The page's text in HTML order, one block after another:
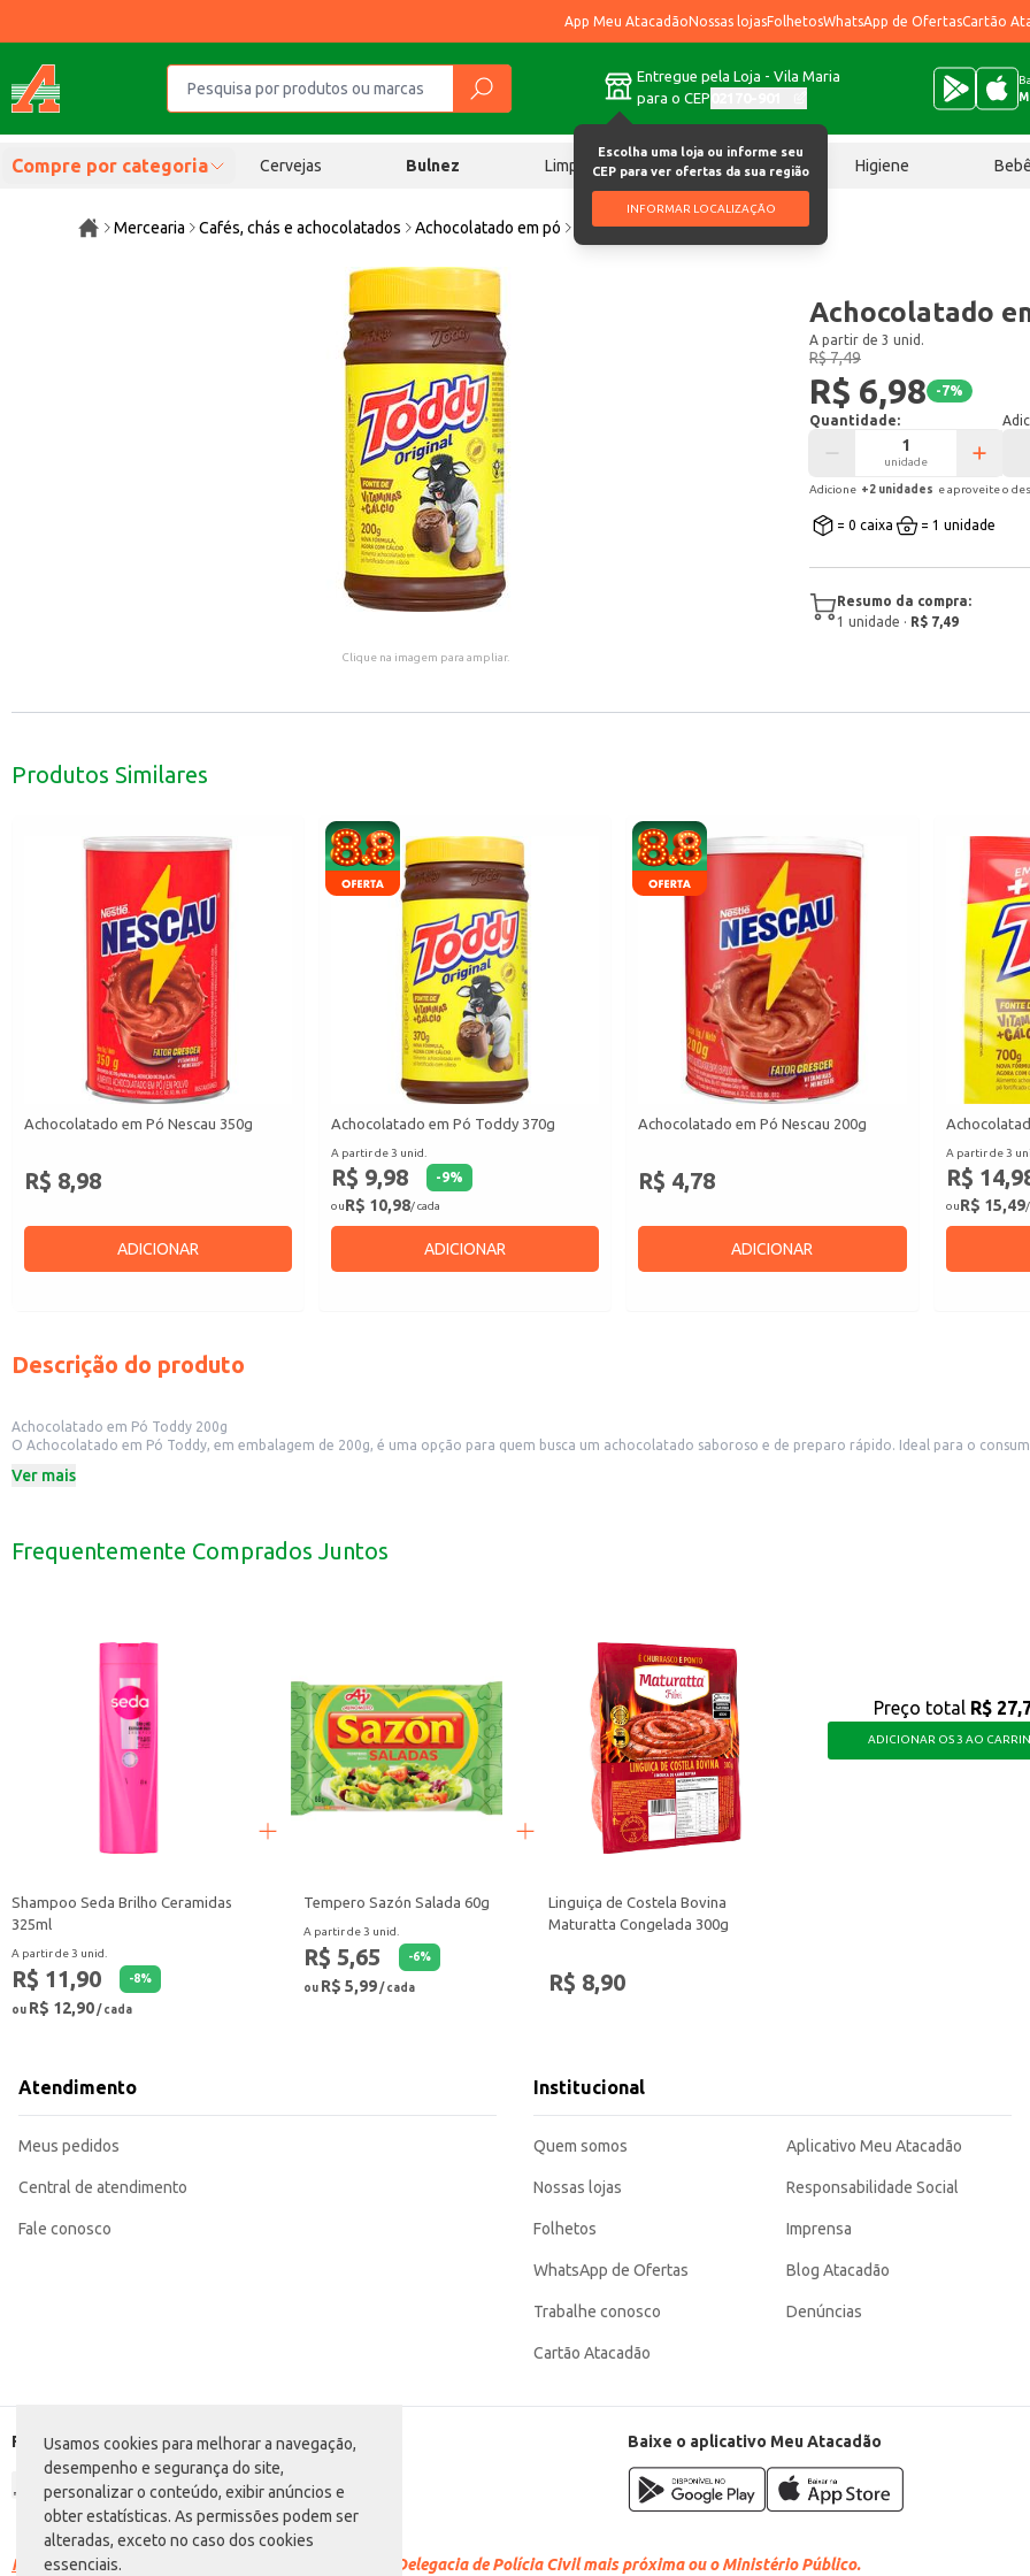
Usamos cookies para melhorar a navegação,
desempenho e segurança do site,
personalizar o conteúdo, exibir anúncios e
obter estatísticas. As permissões podem ser
alteradas, exceto no caso dos cookies
essenciais.
App Meu AtacadãoNossas lojasFolhetosWhatsApp de OfertasCartão
Entregue pela Loja - Vila Maria
para o CEP
Escolha uma loja ou informe seu
CEP para ver ofertas da sua região
INFORMAR LOCALIZAÇÃO
Compre por categoria Cervejas Bulnez Limpeza Chocolates Higiene
Mercearia Cafés, chás e achocolatados Achocolatado em pó Achocolatado em Pó Toddy 200g
Clique na imagem para ampliar.
Achocolatado
A partir de 3 unid.
R$ 7,49
R$ 6,98 -7%
Quantidade:
unidade
Adicione +2 unidades e aproveite o
= 0 caixa = 1 unidade
Resumo da compra:
1 unidade · R$ 7,49
Produtos Similares
Achocolatado em Pó Nescau 350g
R$ 8,98
ADICIONAR
Achocolatado em Pó Toddy 370g
A partir de 3 unid.
R$ 9,98 -9%
ouR$ 10,98/ cada
ADICIONAR
Achocolatado em Pó Nescau 200g
R$ 4,78
ADICIONAR
A partir de 3
R$
ouR$ 15,49/
Descrição do produto
Achocolatado em Pó Toddy 200g
O Achocolatado em Pó Toddy, em embalagem de 200g, é uma opção para quem busca um achocolatado saboroso e de preparo rápido. Ideal para o
Dicas de uso:
Com o Achocolatado em Pó Toddy, você tem a praticidade de um produto fácil de preparar, perfeito para quem busca sabor e conveniência.
Ver mais
Frequentemente Comprados Juntos
Shampoo Seda Brilho Ceramidas
325ml
A partir de 3 unid.
R$ 11,90 -8%
ou R$ 12,90/ cada
Tempero Sazón Salada 60g
A partir de 3 unid.
R$ 5,65 -6%
ou R$ 5,99/ cada
Linguiça de Costela Bovina
Maturatta Congelada 300g
R$ 8,90
Preço total R$
ADICIONAR OS 3 AO
Atendimento
Meus pedidos
Central de atendimento
Fale conosco
Institucional
Quem somos
Nossas lojas
Folhetos
WhatsApp de Ofertas
Trabalhe conosco
Cartão Atacadão
Aplicativo Meu Atacadão
Responsabilidade Social
Imprensa
Blog Atacadão
Denúncias
Formas de pagamento Baixe o aplicativo Meu Atacadão
Racismo é crime. Denuncie. Disque 100 ou procure a Delegacia de Polícia Civil mais próxima ou o Ministério Público.